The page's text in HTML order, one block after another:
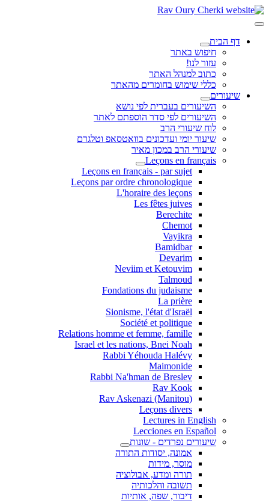
דף הבית
חיפוש באתר
עזור לנו!
כתוב למנהל האתר
כללי שימוש בחומרים מהאתר
שיעורים
השיעורים בעברית לפי נושא
השיעורים לפי סדר הוספתם לאתר
לוח שיעורי הרב
שיעור יומי ועדכונים בוואטסאפ וטלגרם
שיעורי הרב במכון מאיר
Leçons en français
Leçons en français - par sujet
Leçons par ordre chronologique
L'horaire des leçons
Les fêtes juives
Berechite
Chemot
Vayikra
Bamidbar
Devarim
Neviim et Ketouvim
Talmoud
Fondations du judaisme
La prière
Sionisme, l'état d'Israël
Société et politique
Relations homme et femme, famille
Israel et les nations, Bnei Noah
Rabbi Yéhouda Halévy
Maimonide
Rabbi Na'hman de Breslev
Rav Kook
(Rav Askenazi (Manitou
Leçons divers
Lectures in English
Lecciones en Español
שיעורים נפרדים - שונות
אמונה, יסודות התורה
מוסר, מידות
תורה ומדע, אבולוציה
תשובה והלכותיה
דיבור, שפה, אותיות